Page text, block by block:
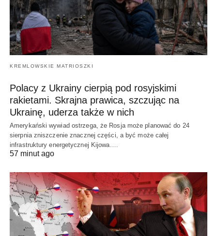
KREMLOWSKIE MATRIOSZKI
Polacy z Ukrainy cierpią pod rosyjskimi
rakietami. Skrajna prawica, szczując na
Ukrainę, uderza także w nich
Amerykański wywiad ostrzega, że Rosja może planować do 24
sierpnia zniszczenie znacznej części, a być może całej
infrastruktury energetycznej Kijowa.…
57 minut ago